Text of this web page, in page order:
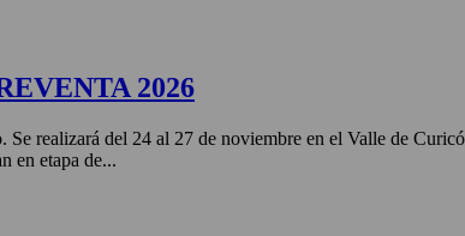
2026
realizará del 24 al 27 de noviembre en el Valle de
en etapa de...